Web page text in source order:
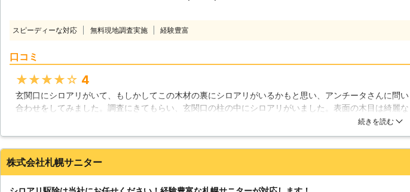
です。 そのため、お客様の住まいや被害状況に合わせた適切で安全な駆除
作業のご提案が可能です。 調査は無料ですので、まずはお気軽にお問い合
2通りをご用意！施工後のアフターフォローも万全> 弊社では施工後のアフ
発生した場合に、被害にあった部位を修理費用1,000万円上限として修理さ
せていただく保険会社加入の保証です。 ・「管理保証書」について 施工
後、シロアリが再発した場合に、無料で駆除処理をおこなうという当初規定
の保証になります。 また、住まいや車の破損など、施工時の万が一の事故
に備え「賠償保険」にも加入しております。
スピーディーな対応 無料現地調査実施 経験豊富
口コミ
★★★★★ 4
玄関口にシロアリがいて、もしかしてこの木材の裏にシロアリがいるかもと思い、アンチータさんに問い
合わせをしてみました。調査にきてもらい、玄関口の柱の中にシロアリがいました。表面の木目は綺麗な
柱だったのですが、中ではシロアリが木材を食べてボロボロになっていました。早めに対処しておくべき
修繕も行ってもらえたので助かりました。
福岡県 福岡市東区 2016年11月30日
続きを読む
株式会社札幌サニター